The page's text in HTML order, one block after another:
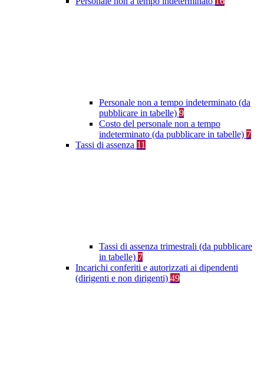
Personale non a tempo indeterminato (da
pubblicare in tabelle) 9
Costo del personale non a tempo
indeterminato (da pubblicare in tabelle) 7
Tassi di assenza 11
Tassi di assenza trimestrali (da pubblicare
in tabelle) 7
Incarichi conferiti e autorizzati ai dipendenti
(dirigenti e non dirigenti) 49